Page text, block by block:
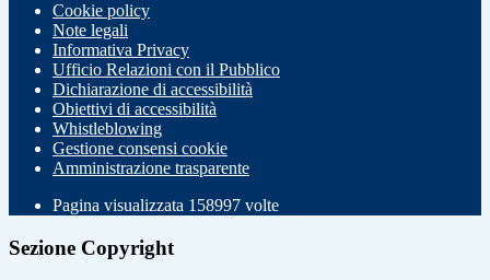
Cookie policy
Note legali
Informativa Privacy
Ufficio Relazioni con il Pubblico
Dichiarazione di accessibilità
Obiettivi di accessibilità
Whistleblowing
Gestione consensi cookie
Amministrazione trasparente
Pagina visualizzata 158997 volte
Sezione Copyright